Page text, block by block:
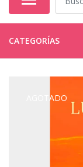
CATEGORÍAS
AGOTADO